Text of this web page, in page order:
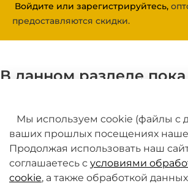
Войдите или зарегистрируйтесь,
предоставляются скидки.
В данном разделе пока
Мы используем cookie (файлы с
ваших прошлых посещениях
Продолжая использовать наш
соглашаетесь с условиями
cookie, а также обработкой